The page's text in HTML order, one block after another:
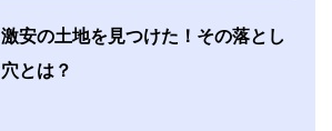
激安の土地を見つけた！その落とし
穴とは？